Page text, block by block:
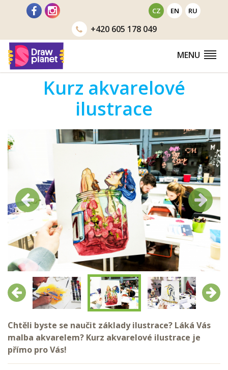
CZ EN RU
+420605 178 049
MENU
Kurz akvarelové
ilustrace
Předchozí
Předchozí
Další
Další
Předchozí Další
Chtěli byste se naučit základy ilustrace? Láká Vás
malba akvarelem? Kurz akvarelové ilustrace je
přímo pro Vás!